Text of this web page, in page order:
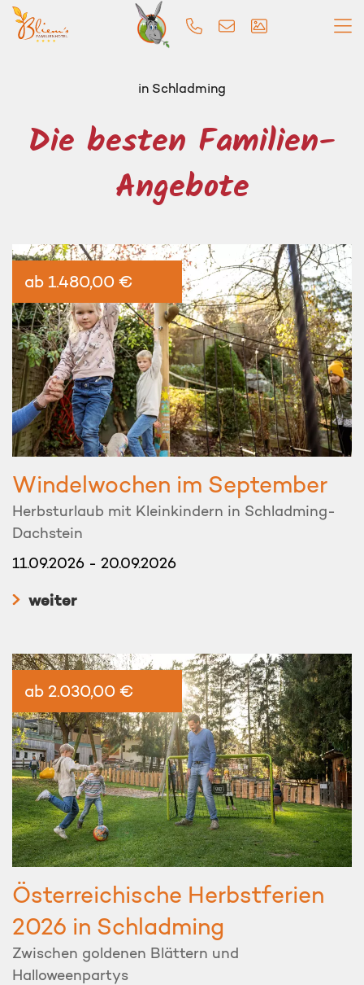
in Schladming
Die besten Familien-
Angebote
ab 1.480,00 €
Windelwochen im September
Herbsturlaub mit Kleinkindern in Schladming-
Dachstein
11.09.2026 - 20.09.2026
weiter
ab 2.030,00 €
Österreichische Herbstferien
2026 in Schladming
Zwischen goldenen Blättern und
Halloweenpartys